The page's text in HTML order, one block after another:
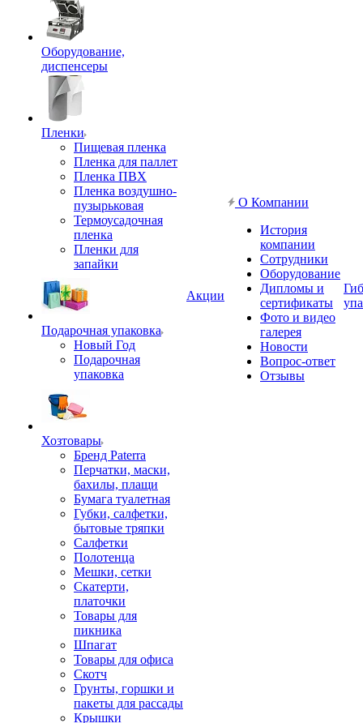
Оборудование,
диспенсеры
Пленки
Пищевая пленка
Пленка для паллет
Пленка ПВХ
Пленка воздушно-
пузырьковая
Термоусадочная
пленка
Пленки для
запайки
Подарочная упаковка
Новый Год
Подарочная
упаковка
Хозтовары
Бренд Paterra
Перчатки, маски,
бахилы, плащи
Бумага туалетная
Губки, салфетки,
бытовые тряпки
Салфетки
Полотенца
Мешки, сетки
Скатерти,
платочки
Товары для
пикника
Шпагат
Товары для офиса
Скотч
Грунты, горшки и
пакеты для рассады
Крышки
Акции
О Компании
История
компании
Сотрудники
Оборудование
Дипломы и
сертификаты
Фото и видео
галерея
Новости
Вопрос-ответ
Отзывы